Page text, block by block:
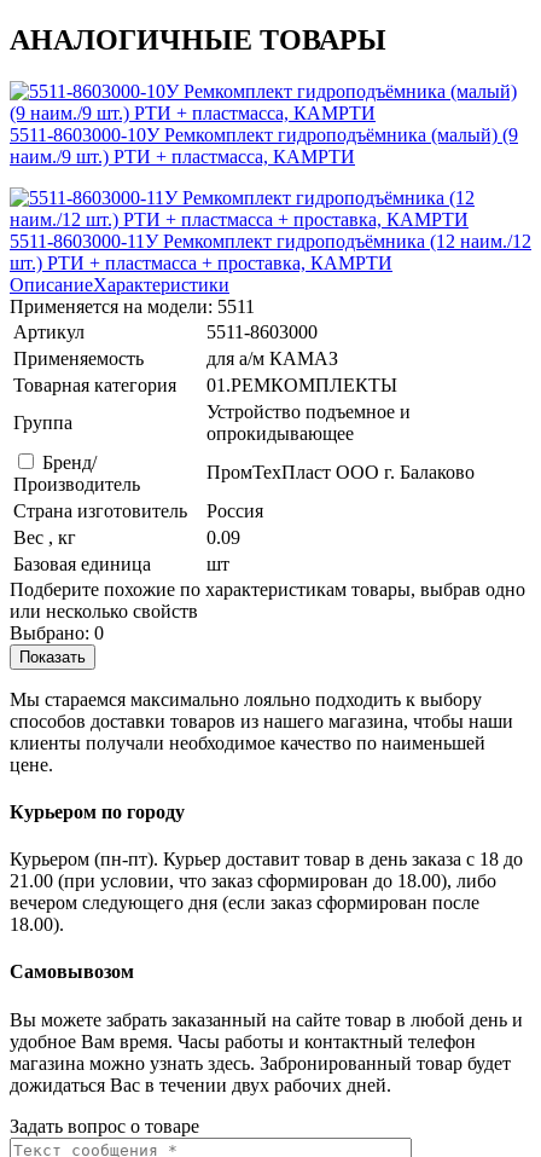
АНАЛОГИЧНЫЕ ТОВАРЫ
5511-8603000-10У Ремкомплект гидроподъёмника (малый) (9
наим./9 шт.) РТИ + пластмасса, КАМРТИ
5511-8603000-11У Ремкомплект гидроподъёмника (12 наим./12
шт.) РТИ + пластмасса + проставка, КАМРТИ
ОписаниеХарактеристики
Применяется на модели: 5511
Артикул
5511-8603000
Применяемость
для а/м КАМАЗ
Товарная категория
01.РЕМКОМПЛЕКТЫ
Группа
Устройство подъемное и
опрокидывающее
Бренд/
Производитель
ПромТехПласт ООО г. Балаково
Страна изготовитель
Россия
Вес , кг
0.09
Базовая единица
шт
Подберите похожие по характеристикам товары, выбрав одно
или несколько свойств
Выбрано: 0
Показать
Мы стараемся максимально лояльно подходить к выбору
способов доставки товаров из нашего магазина, чтобы наши
клиенты получали необходимое качество по наименьшей
цене.
Курьером по городу
Курьером (пн-пт). Курьер доставит товар в день заказа с 18 до
21.00 (при условии, что заказ сформирован до 18.00), либо
вечером следующего дня (если заказ сформирован после
18.00).
Самовывозом
Вы можете забрать заказанный на сайте товар в любой день и
удобное Вам время. Часы работы и контактный телефон
магазина можно узнать здесь. Забронированный товар будет
дожидаться Вас в течении двух рабочих дней.
Задать вопрос о товаре